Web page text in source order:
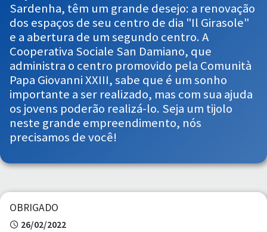
Sardenha, têm um grande desejo: a renovação
dos espaços de seu centro de dia "Il Girasole"
e a abertura de um segundo centro. A
Cooperativa Sociale San Damiano, que
administra o centro promovido pela Comunità
Papa Giovanni XXIII, sabe que é um sonho
importante a ser realizado, mas com sua ajuda
os jovens poderão realizá-lo. Seja um tijolo
neste grande empreendimento, nós
precisamos de você!
OBRIGADO
26/02/2022